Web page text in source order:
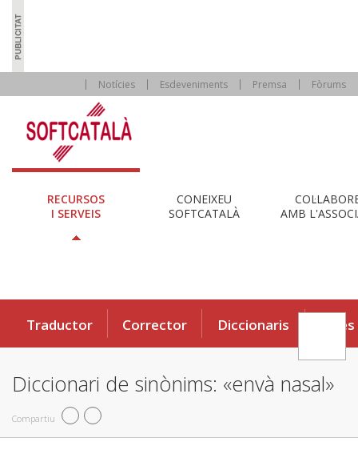
Notícies Esdeveniments Premsa Fòrums
RECURSOS
I SERVEIS
CONEIXEU
SOFTCATALÀ
AMB
Traductor Corrector Diccionaris Eines
Diccionari de sinònims: «envà nasal»
Compartiu